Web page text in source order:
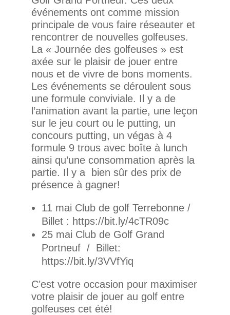
événements ont comme mission
principale de vous faire réseauter et
rencontrer de nouvelles golfeuses.
La « Journée des golfeuses » est
axée sur le plaisir de jouer entre
nous et de vivre de bons moments.
Les événements se déroulent sous
une formule conviviale. Il y a de
l’animation avant la partie, une leçon
sur le jeu court ou le putting, un
concours putting, un végas à 4
formule 9 trous avec boîte à lunch
ainsi qu’une consommation après la
partie. Il y a bien sûr des prix de
présence à gagner!
11 mai Club de golf Terrebonne /
Billet : https://bit.ly/4cTR09c
25 mai Club de Golf Grand
Portneuf / Billet:
https://bit.ly/3VVfYiq
C’est votre occasion pour maximiser
votre plaisir de jouer au golf entre
golfeuses cet été!